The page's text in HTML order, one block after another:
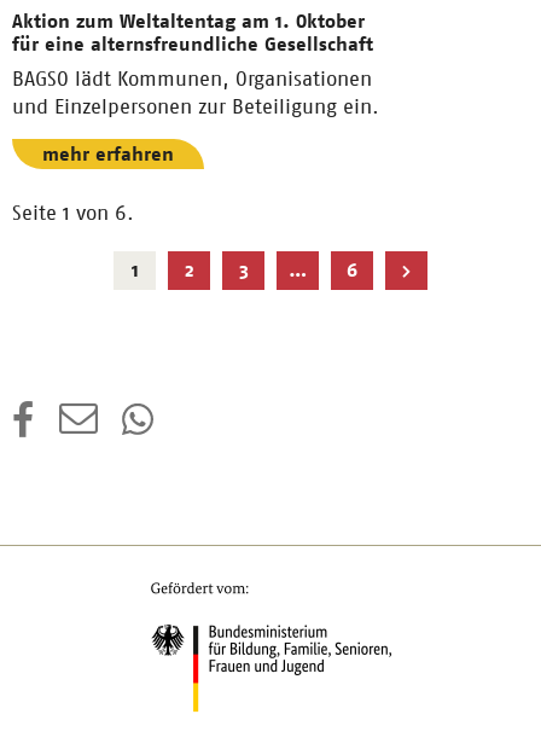
Aktion zum Weltaltentag am 1. Oktober
für eine alternsfreundliche Gesellschaft
BAGSO lädt Kommunen, Organisationen
und Einzelpersonen zur Beteiligung ein.
mehr erfahren
Seite 1 von 6.
1Aktuelle
Seite
2 3 … 6